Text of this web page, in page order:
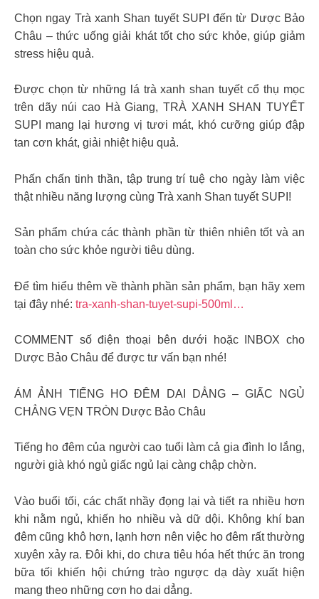
Chọn ngay Trà xanh Shan tuyết SUPI đến từ Dược Bảo
Châu – thức uống giải khát tốt cho sức khỏe, giúp giảm
stress hiệu quả.
Được chọn từ những lá trà xanh shan tuyết cổ thụ mọc
trên dãy núi cao Hà Giang, TRÀ XANH SHAN TUYẾT
SUPI mang lại hương vị tươi mát, khó cưỡng giúp đập
tan cơn khát, giải nhiệt hiệu quả.
Phấn chấn tinh thần, tập trung trí tuệ cho ngày làm việc
thật nhiều năng lượng cùng Trà xanh Shan tuyết SUPI!
Sản phẩm chứa các thành phần từ thiên nhiên tốt và an
toàn cho sức khỏe người tiêu dùng.
Để tìm hiểu thêm về thành phần sản phẩm, bạn hãy xem
tại đây nhé: tra-xanh-shan-tuyet-supi-500ml…
COMMENT số điện thoại bên dưới hoặc INBOX cho
Dược Bảo Châu để được tư vấn bạn nhé!
ÁM ẢNH TIẾNG HO ĐÊM DAI DẲNG – GIẤC NGỦ
CHẲNG VẸN TRÒN Dược Bảo Châu
Tiếng ho đêm của người cao tuổi làm cả gia đình lo lắng,
người già khó ngủ giấc ngủ lại càng chập chờn.
Vào buổi tối, các chất nhầy đọng lại và tiết ra nhiều hơn
khi nằm ngủ, khiến ho nhiều và dữ dội. Không khí ban
đêm cũng khô hơn, lạnh hơn nên việc ho đêm rất thường
xuyên xảy ra. Đôi khi, do chưa tiêu hóa hết thức ăn trong
bữa tối khiến hội chứng trào ngược dạ dày xuất hiện
mang theo những cơn ho dai dẳng.